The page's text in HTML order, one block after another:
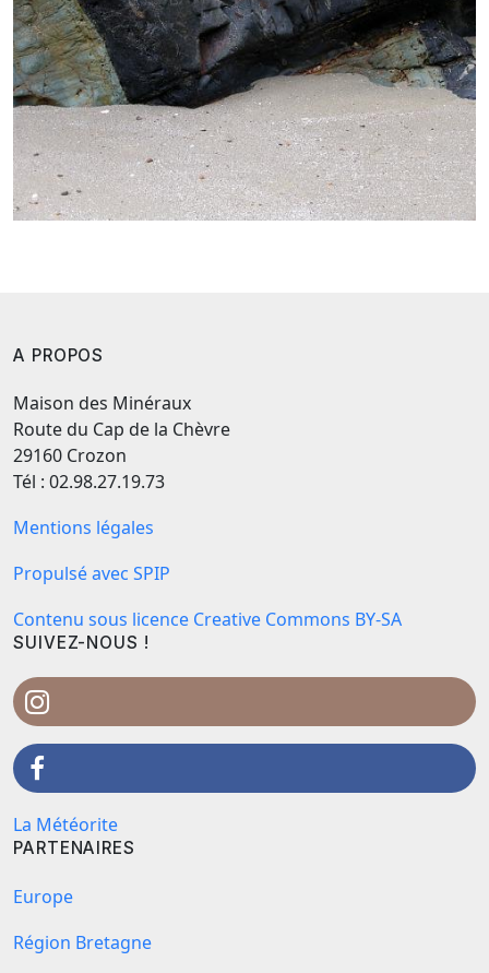
A PROPOS
Maison des Minéraux
Route du Cap de la Chèvre
29160 Crozon
Tél : 02.98.27.19.73
Mentions légales
Propulsé avec SPIP
Contenu sous licence Creative Commons BY-SA
SUIVEZ-NOUS !
La Météorite
PARTENAIRES
Europe
Région Bretagne